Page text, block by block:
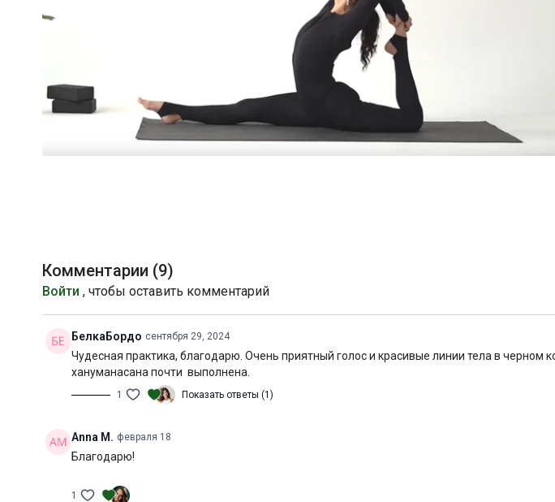
Комментарии (9)
Войти , чтобы оставить комментарий
БелкаБордо сентября 29, 2024
Чудесная практика, благодарю. Очень приятный голос и красивые линии тела в черном
хануманасана почти выполнена.
1 Показать ответы (1)
Anna M. февраля 18
Благодарю!
1